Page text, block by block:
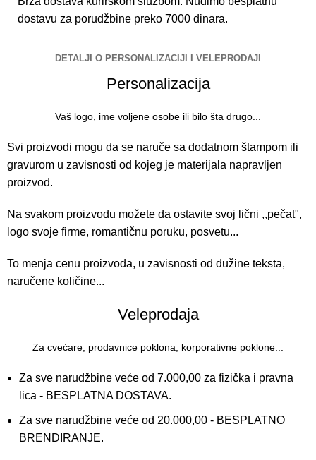
dostavu za porudžbine preko 7000 dinara.
DETALJI O PERSONALIZACIJI I VELEPRODAJI
Personalizacija
Vaš logo, ime voljene osobe ili bilo šta drugo...
Svi proizvodi mogu da se naruče sa dodatnom štampom ili
gravurom u zavisnosti od kojeg je materijala napravljen
proizvod.
Na svakom proizvodu možete da ostavite svoj lični ,,pečat",
logo svoje firme, romantičnu poruku, posvetu...
To menja cenu proizvoda, u zavisnosti od dužine teksta,
naručene količine...
Veleprodaja
Za cvećare, prodavnice poklona, korporativne poklone...
Za sve narudžbine veće od 7.000,00 za fizička i pravna
lica - BESPLATNA DOSTAVA.
Za sve narudžbine veće od 20.000,00 - BESPLATNO
BRENDIRANJE.